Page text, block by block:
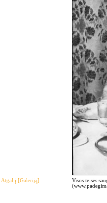
Atgal į [Galeriją]
Visos teisės